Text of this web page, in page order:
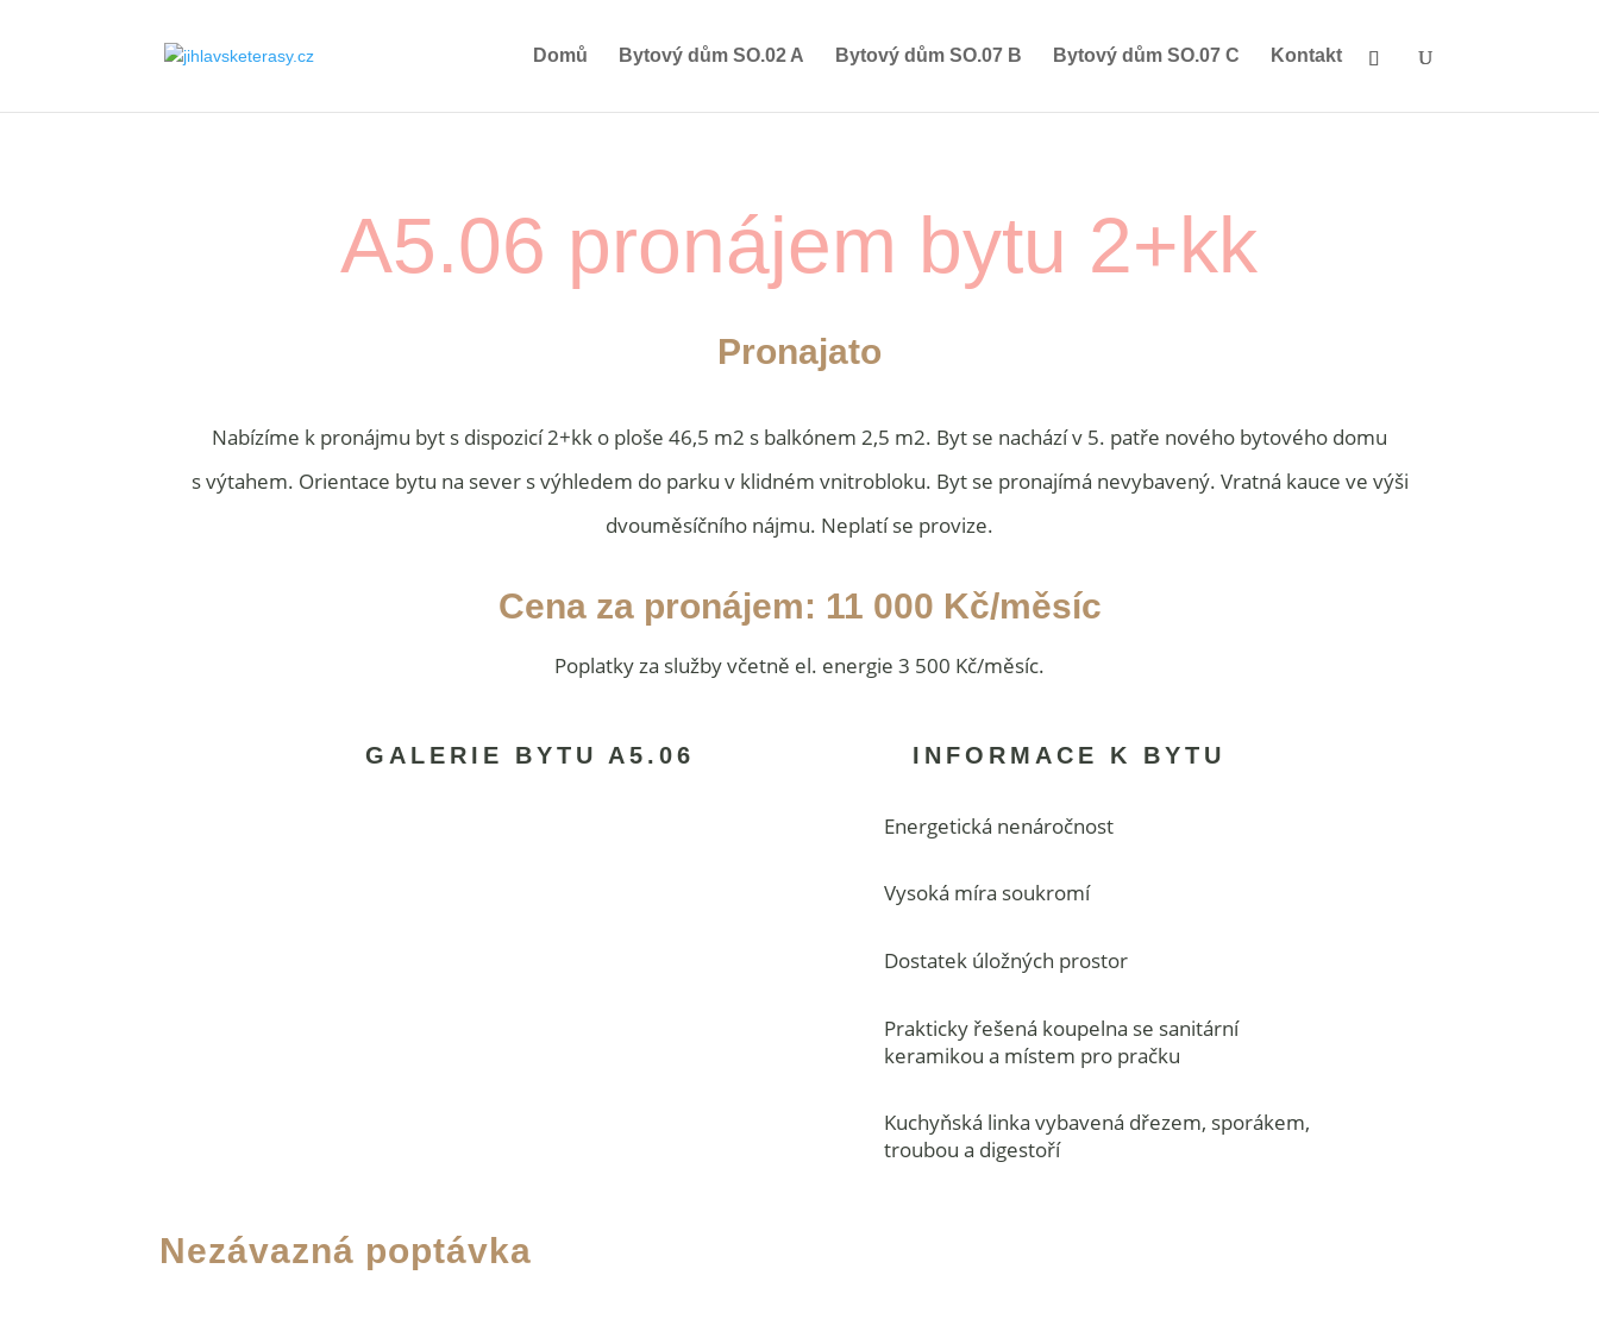
Domů Bytový dům SO.02 A Bytový dům SO.07 B Bytový dům SO.07 C Kontakt
A5.06 pronájem bytu 2+kk
Pronajato
Nabízíme k pronájmu byt s dispozicí 2+kk o ploše 46,5 m2 s balkónem 2,5 m2. Byt se nachází v 5. patře nového bytového domu
s výtahem. Orientace bytu na sever s výhledem do parku v klidném vnitrobloku. Byt se pronajímá nevybavený. Vratná kauce ve výši
dvouměsíčního nájmu. Neplatí se provize.
Cena za pronájem: 11 000 Kč/měsíc
Poplatky za služby včetně el. energie 3 500 Kč/měsíc.
GALERIE BYTU A5.06 INFORMACE K BYTU
Energetická nenáročnost
Vysoká míra soukromí
Dostatek úložných prostor
Prakticky řešená koupelna se sanitární
keramikou a místem pro pračku
Kuchyňská linka vybavená dřezem, sporákem,
troubou a digestoří
Nezávazná poptávka